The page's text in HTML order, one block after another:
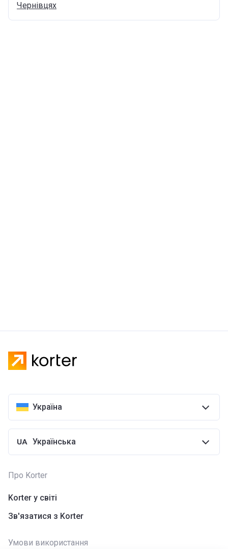
Чернівцях
Україна
Українська
Про Korter
Korter у світі
Зв'язатися з Korter
Умови використання